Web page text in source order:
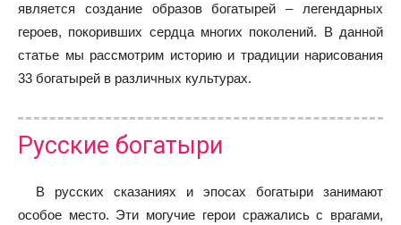
является создание образов богатырей – легендарных
героев, покоривших сердца многих поколений. В данной
статье мы рассмотрим историю и традиции нарисования
33 богатырей в различных культурах.
Русские богатыри
В русских сказаниях и эпосах богатыри занимают
особое место. Эти могучие герои сражались с врагами,